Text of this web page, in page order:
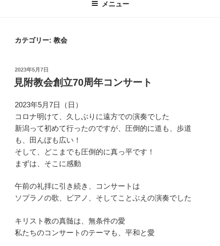
メニュー
カテゴリー: 教会
投
稿
日:
2023年5月7日
見附教会創立70周年コンサート
2023年5月7日（日）
コロナ明けて、久しぶりに遠方での演奏でした
新潟って初めて行ったのですが、圧倒的に道も、歩道
も、田んぼも広い！
そして、どこまでも圧倒的に真っ平です！
まずは、そこに感動
午前の礼拝に引き続き、コンサートは
ソプラノの歌、ピアノ、そしてことぶえの演奏でした
キリスト教の真髄は、無条件の愛
私たちのコンサートのテーマも、平和と愛